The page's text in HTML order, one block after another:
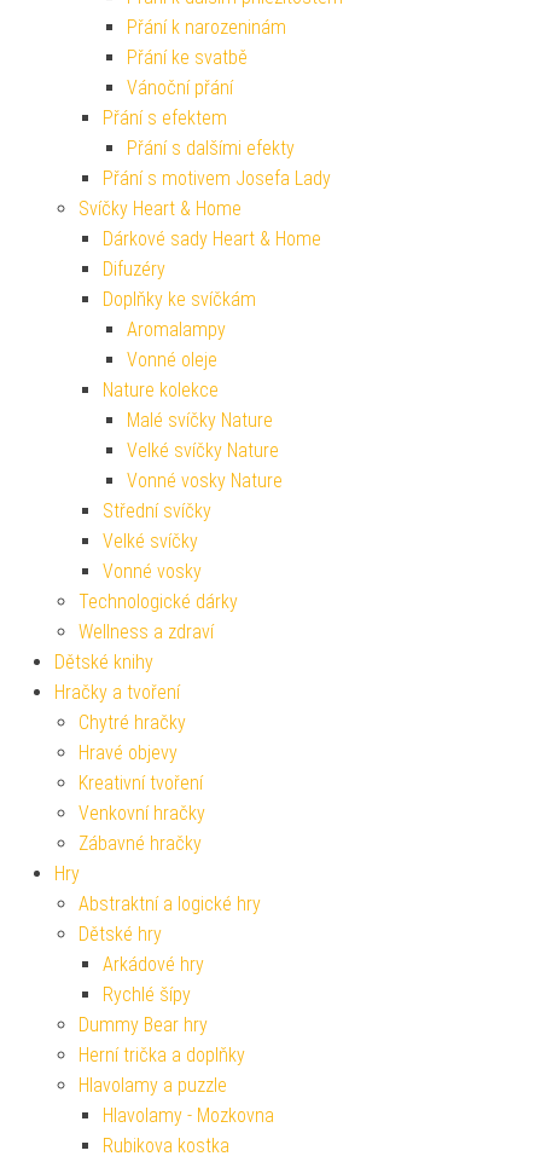
Přání k narozeninám
Přání ke svatbě
Vánoční přání
Přání s efektem
Přání s dalšími efekty
Přání s motivem Josefa Lady
Svíčky Heart & Home
Dárkové sady Heart & Home
Difuzéry
Doplňky ke svíčkám
Aromalampy
Vonné oleje
Nature kolekce
Malé svíčky Nature
Velké svíčky Nature
Vonné vosky Nature
Střední svíčky
Velké svíčky
Vonné vosky
Technologické dárky
Wellness a zdraví
Dětské knihy
Hračky a tvoření
Chytré hračky
Hravé objevy
Kreativní tvoření
Venkovní hračky
Zábavné hračky
Hry
Abstraktní a logické hry
Dětské hry
Arkádové hry
Rychlé šípy
Dummy Bear hry
Herní trička a doplňky
Hlavolamy a puzzle
Hlavolamy - Mozkovna
Rubikova kostka